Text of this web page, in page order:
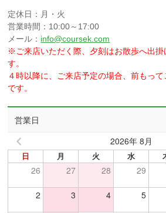
定休日：月・火
営業時間：10:00～17:00
メール： info@coursek.com
※ご来店いただく際、夕刻はお散歩へ出
す。
４時以降に、ご来店予定の場合、前もっ
です。
営業日
2026年 8月
日 月 火 水
26 27 28 29
2 3 4 5